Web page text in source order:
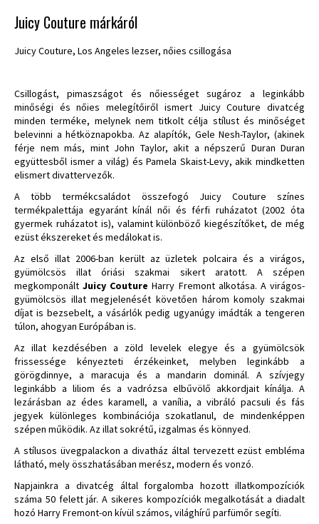
Juicy Couture márkáról
Juicy Couture, Los Angeles lezser, nőies csillogása
Csillogást, pimaszságot és nőiességet sugároz a leginkább
minőségi és nőies melegítőiről ismert Juicy Couture divatcég
minden terméke, melynek nem titkolt célja stílust és minőséget
belevinni a hétköznapokba. Az alapítók, Gele Nesh-Taylor, (akinek
férje nem más, mint John Taylor, akit a népszerű Duran Duran
együttesből ismer a világ) és Pamela Skaist-Levy, akik mindketten
elismert divattervezők.
A több termékcsaládot összefogó Juicy Couture színes
termékpalettája egyaránt kínál női és férfi ruházatot (2002 óta
gyermek ruházatot is), valamint különböző kiegészítőket, de még
ezüst ékszereket és medálokat is.
Az első illat 2006-ban került az üzletek polcaira és a virágos,
gyümölcsös illat óriási szakmai sikert aratott. A szépen
megkomponáltJuicy Couture Harry Fremont alkotása. A virágos-
gyümölcsös illat megjelenését követően három komoly szakmai
díjat is bezsebelt, a vásárlók pedig ugyanúgy imádták a tengeren
túlon, ahogyan Európában is.
Az illat kezdésében a zöld levelek elegye és a gyümölcsök
frissessége kényezteti érzékeinket, melyben leginkább a
görögdinnye, a maracuja és a mandarin dominál.
A szívjegy
leginkább a liliom és a vadrózsa elbűvölő akkordjait kínálja. A
lezárásban az édes karamell, a vanília, a vibráló pacsuli és fás
jegyek különleges kombinációja szokatlanul, de mindenképpen
szépen működik. Az illat sokrétű, izgalmas és könnyed.
A stílusos üvegpalackon a divatház által tervezett ezüst embléma
látható, mely összhatásában merész, modern és vonzó.
Napjainkra a divatcég által forgalomba hozott illatkompozíciók
száma 50 felett jár. A sikeres kompozíciók megalkotását a diadalt
hozó Harry Fremont-on kívül számos, világhírű parfümőr segíti.